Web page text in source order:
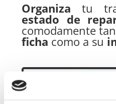
Organiza tu
estado de
comodamente
ficha como a su